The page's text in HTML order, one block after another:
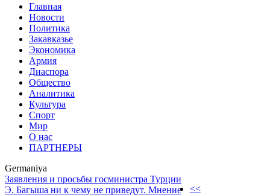
Главная
Новости
Политика
Закавказье
Экономика
Армия
Диаспора
Общество
Аналитика
Культура
Спорт
Мир
О нас
ПАРТНЕРЫ
Germaniya
Заявления и просьбы госминистра Турции
Э. Багыша ни к чему не приведут. Мнение
<<